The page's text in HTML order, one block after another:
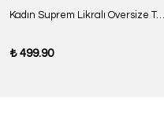
Kadın Suprem Likralı Oversize T-Shirt - SİYAH
₺ 499.90